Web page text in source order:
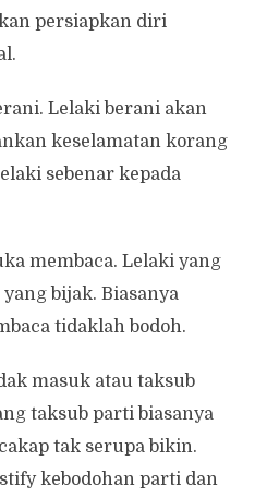
persiapkan diri
Lelaki berani akan
keselamatan korang
sebenar kepada
membaca. Lelaki yang
bijak. Biasanya
tidaklah bodoh.
masuk atau taksub
taksub parti biasanya
tak serupa bikin.
kebodohan parti dan